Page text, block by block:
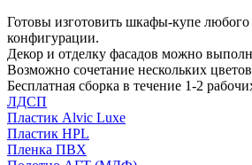
Готовы изготовить шкафы-купе любого
конфигурации.
Декор и отделку фасадов можно
Возможно сочетание нескольких
Бесплатная сборка в течение 1-2
ЛДСП
Пластик Alvic Luxe
Пластик HPL
Пленка ПВХ